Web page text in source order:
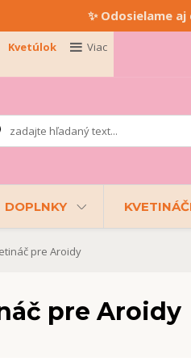
✨ Odosielame aj
Kvetúlok Viac
DOPLNKY
pre Aroidy
pre Aroidy